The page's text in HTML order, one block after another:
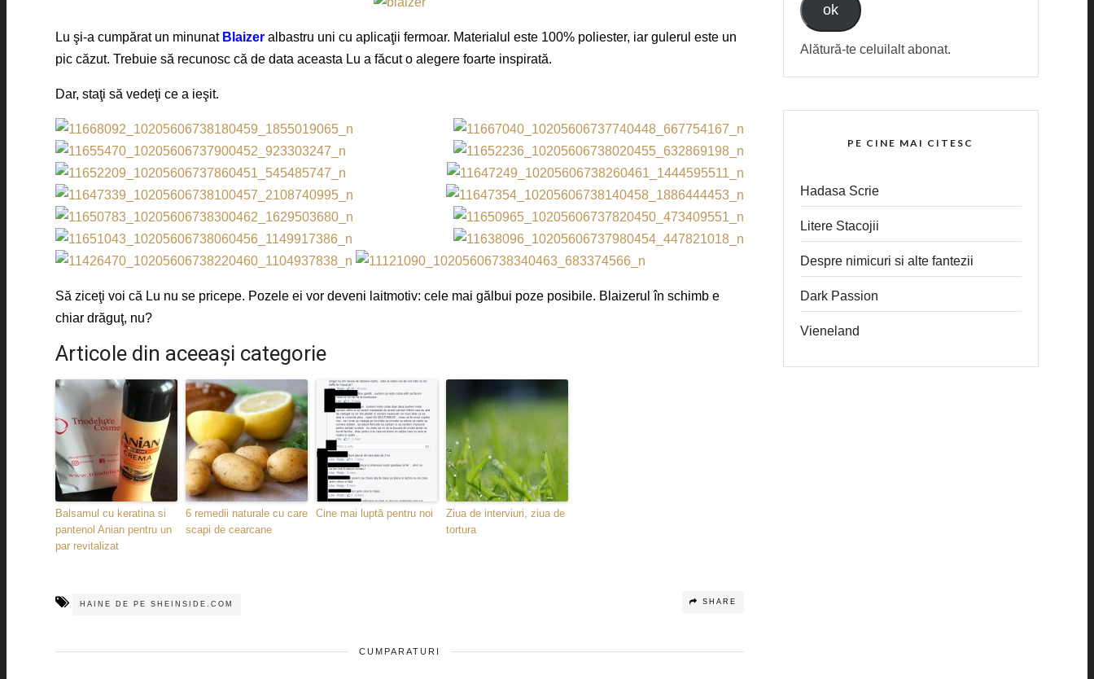
Lu şi-a cumpărat un minunat Blaizer albastru uni cu aplicaţii fermoar. Materialul este 100% poliester, iar gulerul este un
pic căzut. Trebuie să recunosc că de data aceasta Lu a făcut o alegere foarte inspirată.
Dar, staţi să vedeţi ce a ieşit.
Să ziceţi voi că Lu nu se pricepe. Pozele ei vor deveni laitmotiv: cele mai gălbui poze posibile. Blaizerul în schimb e
chiar drăguţ, nu?
Articole din aceeaşi categorie
Balsamul cu keratina si
pantenol Anian pentru un
par revitalizat
6 remedii naturale cu care
scapi de cearcane
Cine mai luptă pentru noi
Ziua de interviuri, ziua de
tortura
HAINE DE PE SHEINSIDE.COM SHARE
CUMPARATURI
ok
Alătură-te celuilalt abonat.
PE CINE MAI CITESC
Hadasa Scrie
Litere Stacojii
Despre nimicuri si alte fantezii
Dark Passion
Vieneland